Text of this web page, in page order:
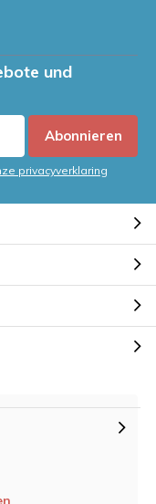
und
Abonnieren
privacyverklaring